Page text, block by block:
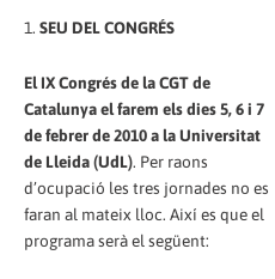
1. SEU DEL CONGRÉS
El IX Congrés de la CGT de
Catalunya el farem els dies 5, 6 i 7
de febrer de 2010 a la Universitat
de Lleida (UdL). Per raons
d’ocupació les tres jornades no es
faran al mateix lloc. Així es que el
programa serà el següent: